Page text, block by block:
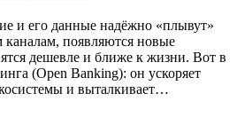
и его данные надёжно «плывут»
каналам, появляются новые
дешевле и ближе к жизни. Вот в
(Open Banking): он ускоряет
и выталкивает…